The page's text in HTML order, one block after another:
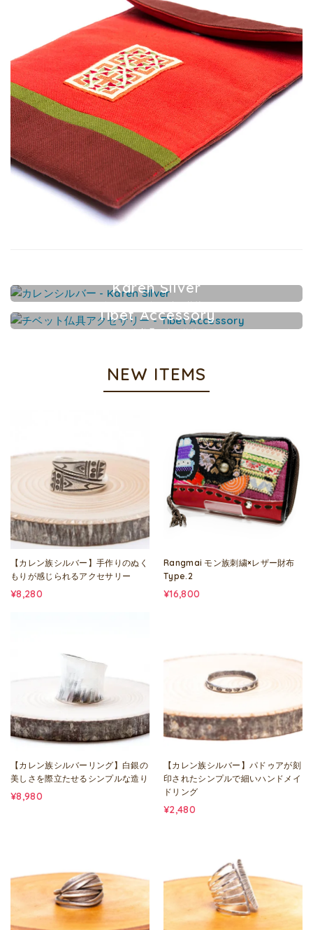
Karen Silver
カレンシルバーアクセサリー
Tibet Accessory
チベット仏具アクセサリー
NEW ITEMS
【カレン族シルバー】手作りのぬく
もりが感じられるアクセサリー
¥8,280
Rangmai モン族刺繍×レザー財布
Type.2
¥16,800
【カレン族シルバーリング】白銀の
美しさを際立たせるシンプルな造り
¥8,980
【カレン族シルバー】パドゥアが刻
印されたシンプルで細いハンドメイ
ドリング
¥2,480